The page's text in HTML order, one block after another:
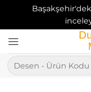
atla
Ara: